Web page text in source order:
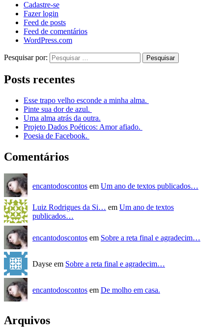
Cadastre-se
Fazer login
Feed de posts
Feed de comentários
WordPress.com
Pesquisar por:
Posts recentes
Esse trapo velho esconde a minha alma.
Pinte sua dor de azul.
Uma alma atrás da outra.
Projeto Dados Poéticos: Amor afiado.
Poesia de Facebook.
Comentários
encantodoscontos em Um ano de textos publicados…
Luiz Rodrigues da Si… em Um ano de textos
publicados…
encantodoscontos em Sobre a reta final e agradecim…
Dayse em Sobre a reta final e agradecim…
encantodoscontos em De molho em casa.
Arquivos